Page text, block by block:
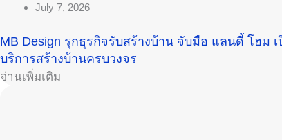
July 7, 2026
MB Design รุกธุรกิจรับสร้างบ้าน จับมือ แลนดี้ โฮม
บริการสร้างบ้านครบวงจร
อ่านเพิ่มเติม